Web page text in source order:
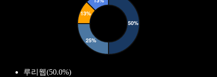
루리웹(50.0%)